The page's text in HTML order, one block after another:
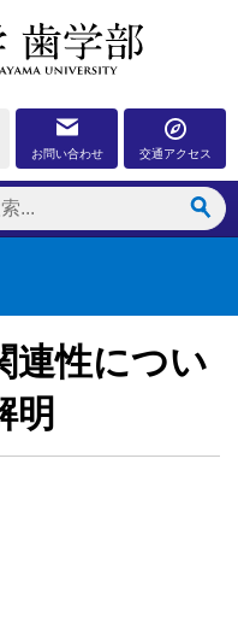
お問い合わせ 交通アクセス
連性につい
明